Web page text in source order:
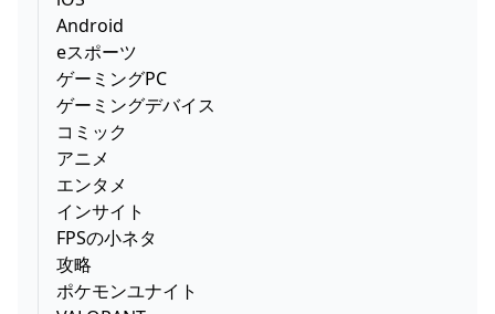
Android
eスポーツ
ゲーミングPC
ゲーミングデバイス
コミック
アニメ
エンタメ
インサイト
FPSの小ネタ
攻略
ポケモンユナイト